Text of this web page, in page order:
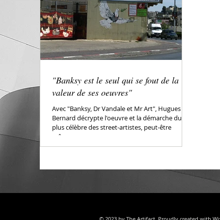
"Banksy est le seul qui se fout de la
valeur de ses oeuvres"
Avec "Banksy, Dr Vandale et Mr Art", Hugues
Bernard décrypte l'oeuvre et la démarche du
plus célèbre des street-artistes, peut-être
même...